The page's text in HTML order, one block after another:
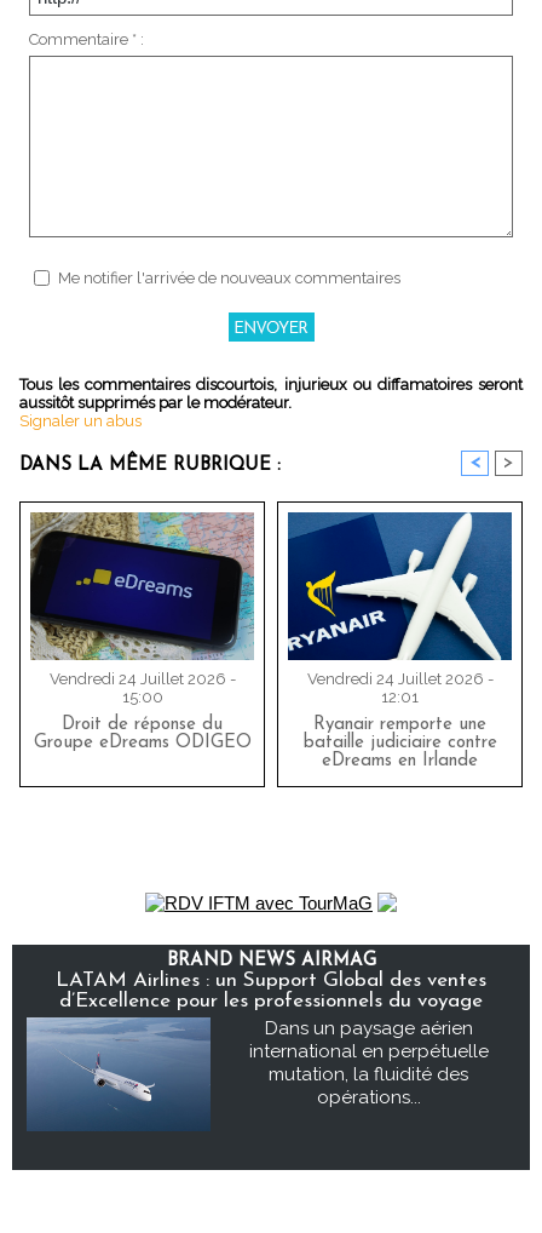
Commentaire * :
Me notifier l'arrivée de nouveaux commentaires
Tous les commentaires discourtois, injurieux ou diffamatoires seront
aussitôt supprimés par le modérateur.
Signaler un abus
DANS LA MÊME RUBRIQUE : < >
Vendredi 24 Juillet 2026 -
15:00
Droit de réponse du
Groupe eDreams ODIGEO
Vendredi 24 Juillet 2026 -
12:01
Ryanair remporte une
bataille judiciaire contre
eDreams en Irlande
BRAND NEWS AIRMAG
LATAM Airlines : un Support Global des ventes
d’Excellence pour les professionnels du voyage
Dans un paysage aérien
international en perpétuelle
mutation, la fluidité des
opérations...